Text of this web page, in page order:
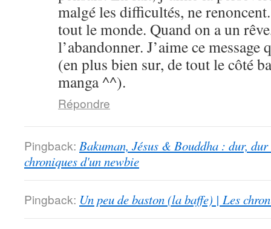
malgé les difficultés, ne
tout le monde. Quand on a un
l’abandonner. J’aime ce
(en plus bien sur, de tout le côté
manga ^^).
Répondre
Pingback: Bakuman, Jésus & Bouddha : dur,
chroniques d'un newbie
Pingback: Un peu de baston (la baffe) | Les